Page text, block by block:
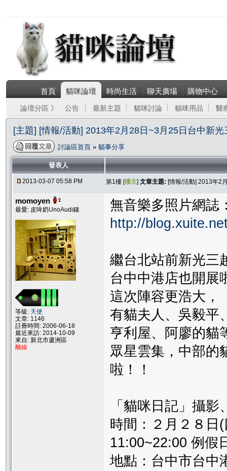
首頁 貓咪論壇 時尚生活 聊天廣場 購物中心
論壇分區 》 公告 最新主題 貓咪討論 貓咪用品 醫
[主題] [情報/活動] 2013年2月28日~3月25日台中新
討論區首頁 » 貓事分享
發表人
2013-03-07 05:58 PM 第1樓 [樓主] 文章主題: [情報/活動] 2013年2
momoyen
最愛: 皮哞奶UnoAudi錢
等級: 天使
文章: 1146
註冊時間: 2006-06-18
最近來訪: 2014-10-09
來自: 新北市蘆洲區
離線
無音樂多照片網誌
http://
繼台北站前新光三
台中中港店也開展
這次陣容更浩大，
有貓夫人、吳毅平
亨利屋、阿廖的貓
眾星雲集，中部的
啦！！
「貓咪日記」攝
時間：２月２８日
11:00~22:00 例假
地點：台中市台中